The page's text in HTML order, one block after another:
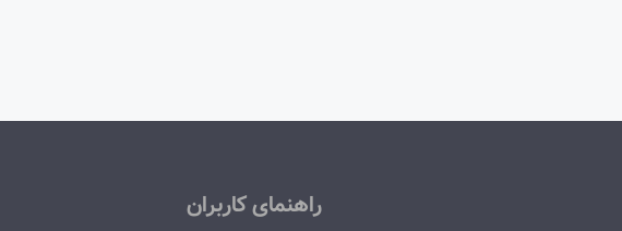
راهنمای کاربران